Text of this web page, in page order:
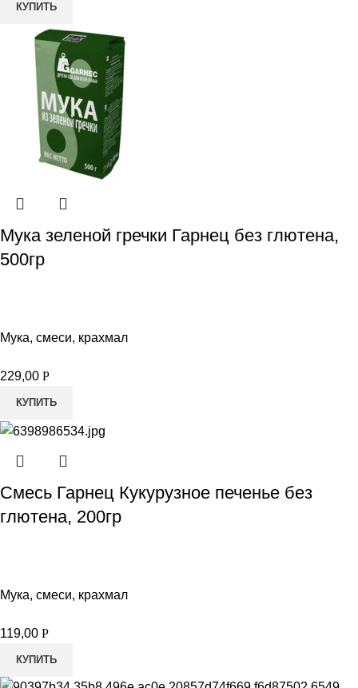
КУПИТЬ
Мука зеленой гречки Гарнец без глютена,
500гр
Мука, смеси, крахмал
229,00 Р
КУПИТЬ
Смесь Гарнец Кукурузное печенье без
глютена, 200гр
Мука, смеси, крахмал
119,00 Р
КУПИТЬ